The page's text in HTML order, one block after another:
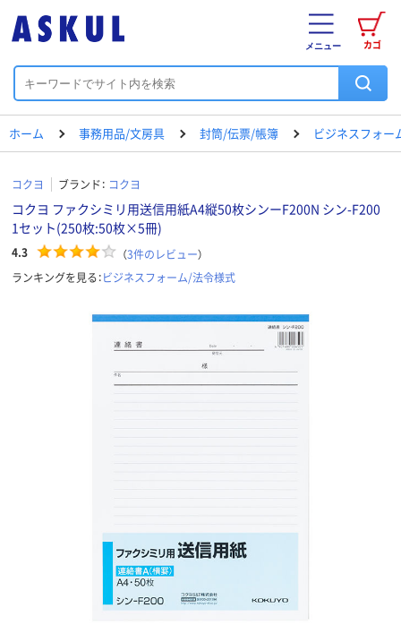
カゴ
メニュー
ホーム 事務用品/文房具 封筒/伝票/帳簿 ビジネスフォー
コクヨ ブランド： コクヨ
コクヨ ファクシミリ用送信用紙A4縦50枚シンーF200N シン-F200
1セット(250枚:50枚×5冊)
4.3 （3件のレビュー）
ランキングを見る：ビジネスフォーム/法令様式